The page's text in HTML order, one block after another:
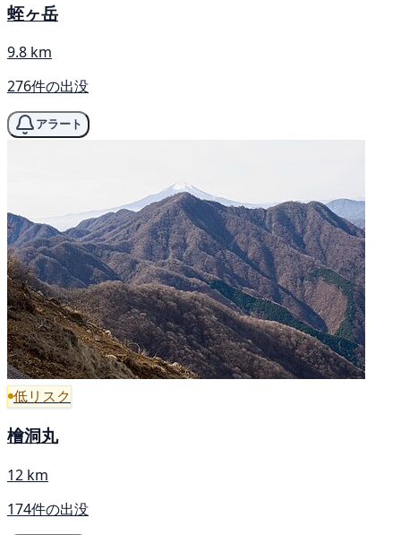
蛭ヶ岳
9.8 km
276件の出没
アラート
低リスク
檜洞丸
12 km
174件の出没